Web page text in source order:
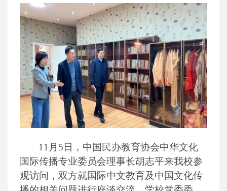
11月5日，中国民办教育协会中华文化
国际传播专业委员会理事长胡志平来我校参
观访问，双方就国际中文教育及中国文化传